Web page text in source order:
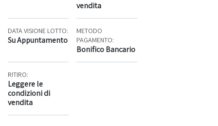
vendita
DATA VISIONE LOTTO:
Su Appuntamento
METODO
PAGAMENTO:
Bonifico Bancario
RITIRO:
Leggere le
condizioni di
vendita